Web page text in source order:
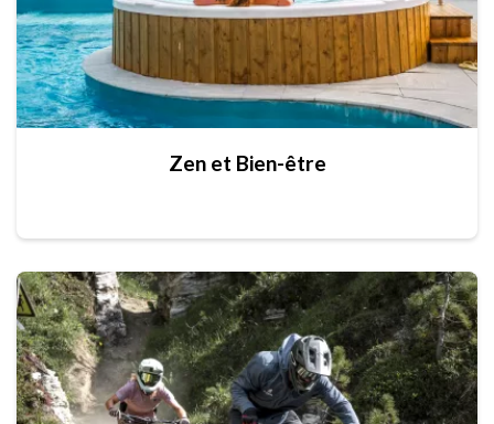
Zen et Bien-être